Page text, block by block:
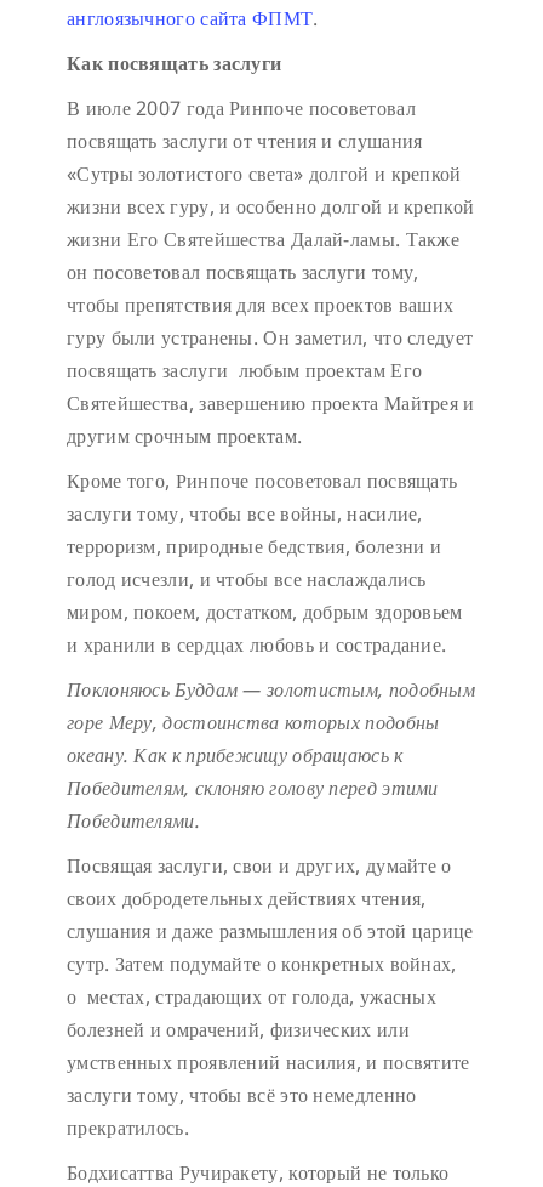
англоязычного сайта ФПМТ.
Как посвящать заслуги
В июле 2007 года Ринпоче посоветовал
посвящать заслуги от чтения и слушания
«Сутры золотистого света» долгой и крепкой
жизни всех гуру, и особенно долгой и крепкой
жизни Его Святейшества Далай-ламы. Также
он посоветовал посвящать заслуги тому,
чтобы препятствия для всех проектов ваших
гуру были устранены. Он заметил, что следует
посвящать заслуги любым проектам Его
Святейшества, завершению проекта Майтрея и
другим срочным проектам.
Кроме того, Ринпоче посоветовал посвящать
заслуги тому, чтобы все войны, насилие,
терроризм, природные бедствия, болезни и
голод исчезли, и чтобы все наслаждались
миром, покоем, достатком, добрым здоровьем
и хранили в сердцах любовь и сострадание.
Поклоняюсь Буддам — золотистым, подобным
горе Меру, достоинства которых подобны
океану. Как к прибежищу обращаюсь к
Победителям, склоняю голову перед этими
Победителями.
Посвящая заслуги, свои и других, думайте о
своих добродетельных действиях чтения,
слушания и даже размышления об этой царице
сутр. Затем подумайте о конкретных войнах,
о местах, страдающих от голода, ужасных
болезней и омрачений, физических или
умственных проявлений насилия, и посвятите
заслуги тому, чтобы всё это немедленно
прекратилось.
Бодхисаттва Ручиракету, который не только